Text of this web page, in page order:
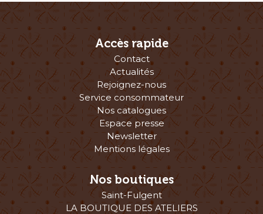
Accès rapide
Contact
Actualités
Rejoignez-nous
Service consommateur
Nos catalogues
Espace presse
Newsletter
Mentions légales
Nos boutiques
Saint-Fulgent
LA BOUTIQUE DES ATELIERS